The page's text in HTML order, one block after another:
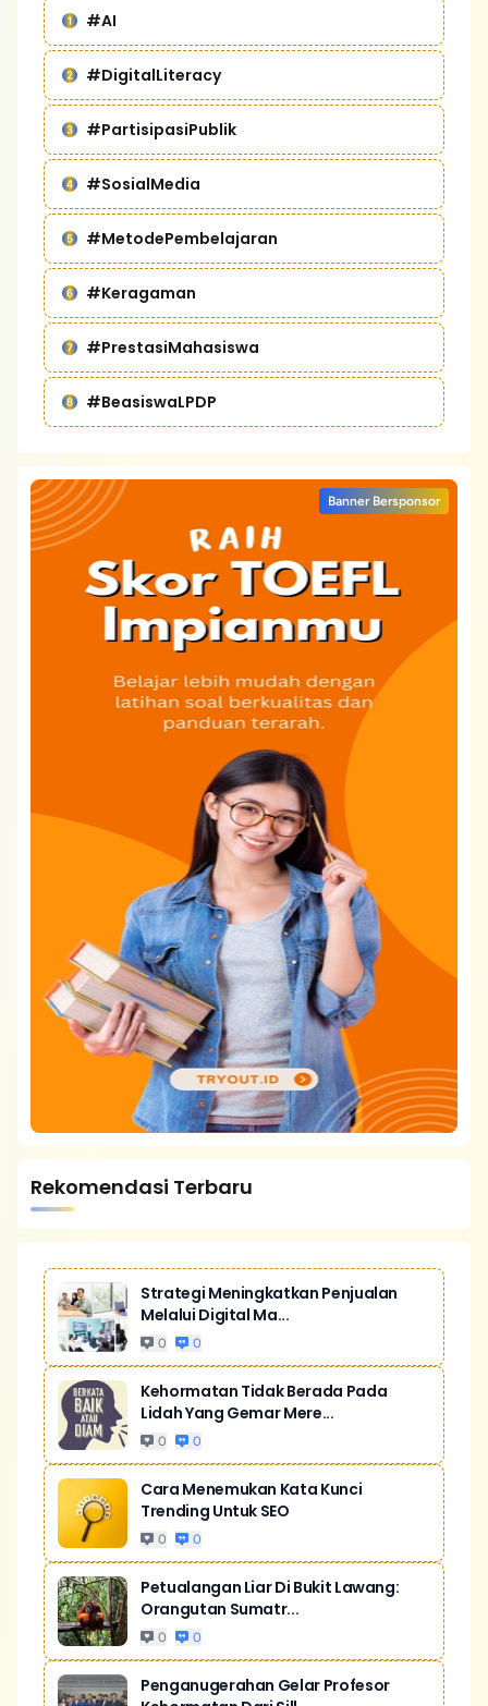
#AI
#DigitalLiteracy
#PartisipasiPublik
#SosialMedia
#MetodePembelajaran
#Keragaman
#PrestasiMahasiswa
#BeasiswaLPDP
Banner Bersponsor
Rekomendasi Terbaru
Strategi Meningkatkan Penjualan
Melalui Digital Ma...
0 0
Kehormatan Tidak Berada Pada
Lidah Yang Gemar Mere...
0 0
Cara Menemukan Kata Kunci
Trending Untuk SEO
0 0
Petualangan Liar Di Bukit Lawang:
Orangutan Sumatr...
0 0
Penganugerahan Gelar Profesor